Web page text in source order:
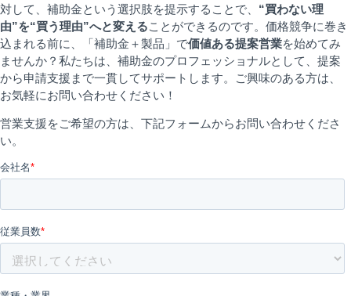
対して、補助金という選択肢を提示することで、 “買わない理
由”を“買う理由”へと変えることができるのです。価格競争に巻き
込まれる前に、「補助金＋製品」で価値ある提案営業を始めてみ
ませんか？私たちは、補助金のプロフェッショナルとして、提案
から申請支援まで一貫してサポートします。ご興味のある方は、
お気軽にお問い合わせください！
営業支援をご希望の方は、下記フォームからお問い合わせくださ
い。